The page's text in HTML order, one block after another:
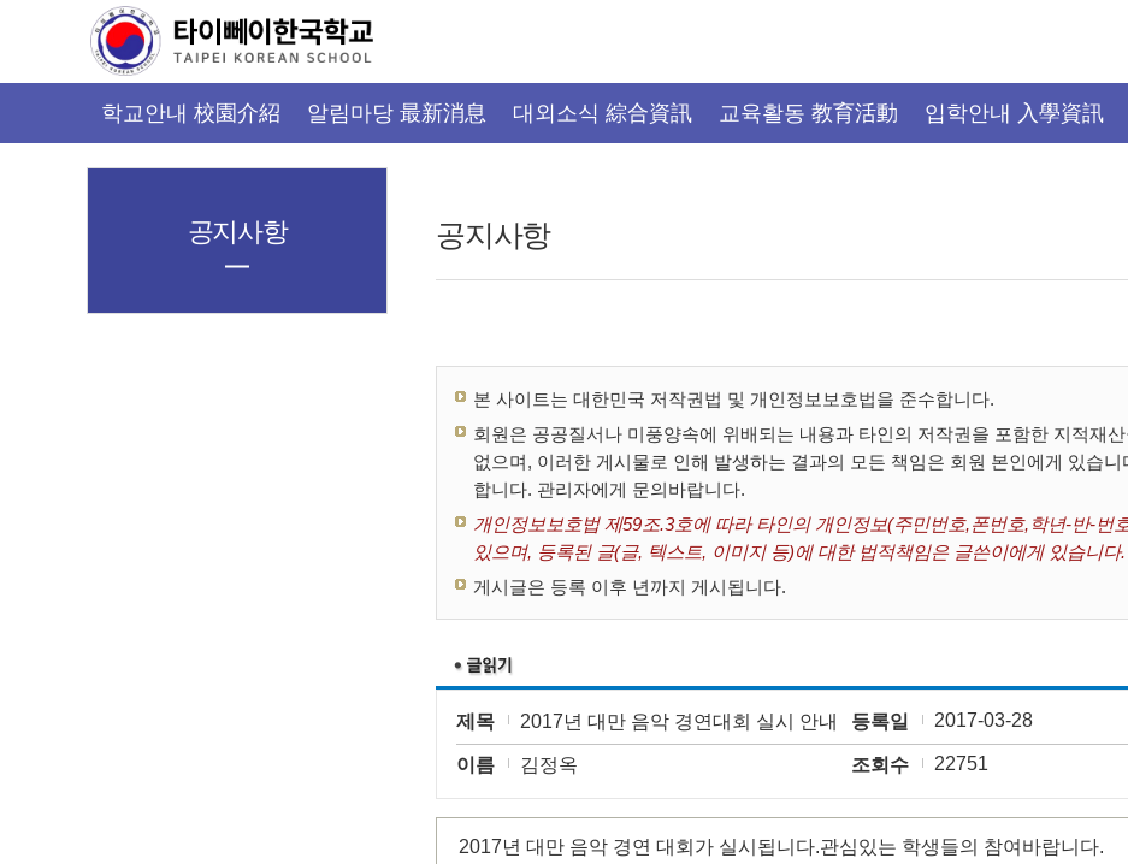
학교안내 校園介紹 알림마당 最新消息 대외소식 綜合資訊 교육활동 教育活動 입학안내 入學資訊
공지사항
본 사이트는 대한민국 저작권법 및 개인정보보호법을 준수합니다.
회원은 공공질서나 미풍양속에 위배되는 내용과 타인의 저작권을 포함한 지적재
없으며, 이러한 게시물로 인해 발생하는 결과의 모든 책임은 회원 본인에게 있습
합니다. 관리자에게 문의바랍니다.
개인정보보호법 제59조.3호에 따라 타인의 개인정보(주민번호,폰번호,학년-반-번
있으며, 등록된 글(글, 텍스트, 이미지 등)에 대한 법적책임은 글쓴이에게 있습니다.
게시글은 등록 이후 년까지 게시됩니다.
제목 2017년 대만 음악 경연대회 실시 안내 등록일 2017-03-28
이름 김정옥 조회수 22751
2017년 대만 음악 경연 대회가 실시됩니다.관심있는 학생들의 참여바랍니다.
공지사항